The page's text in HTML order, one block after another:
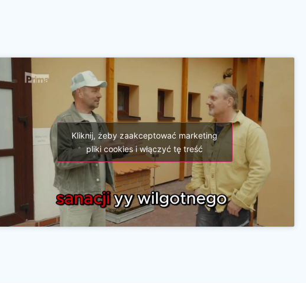
Kliknij, żeby zaakceptować marketing
pliki cookies i włączyć tę treść